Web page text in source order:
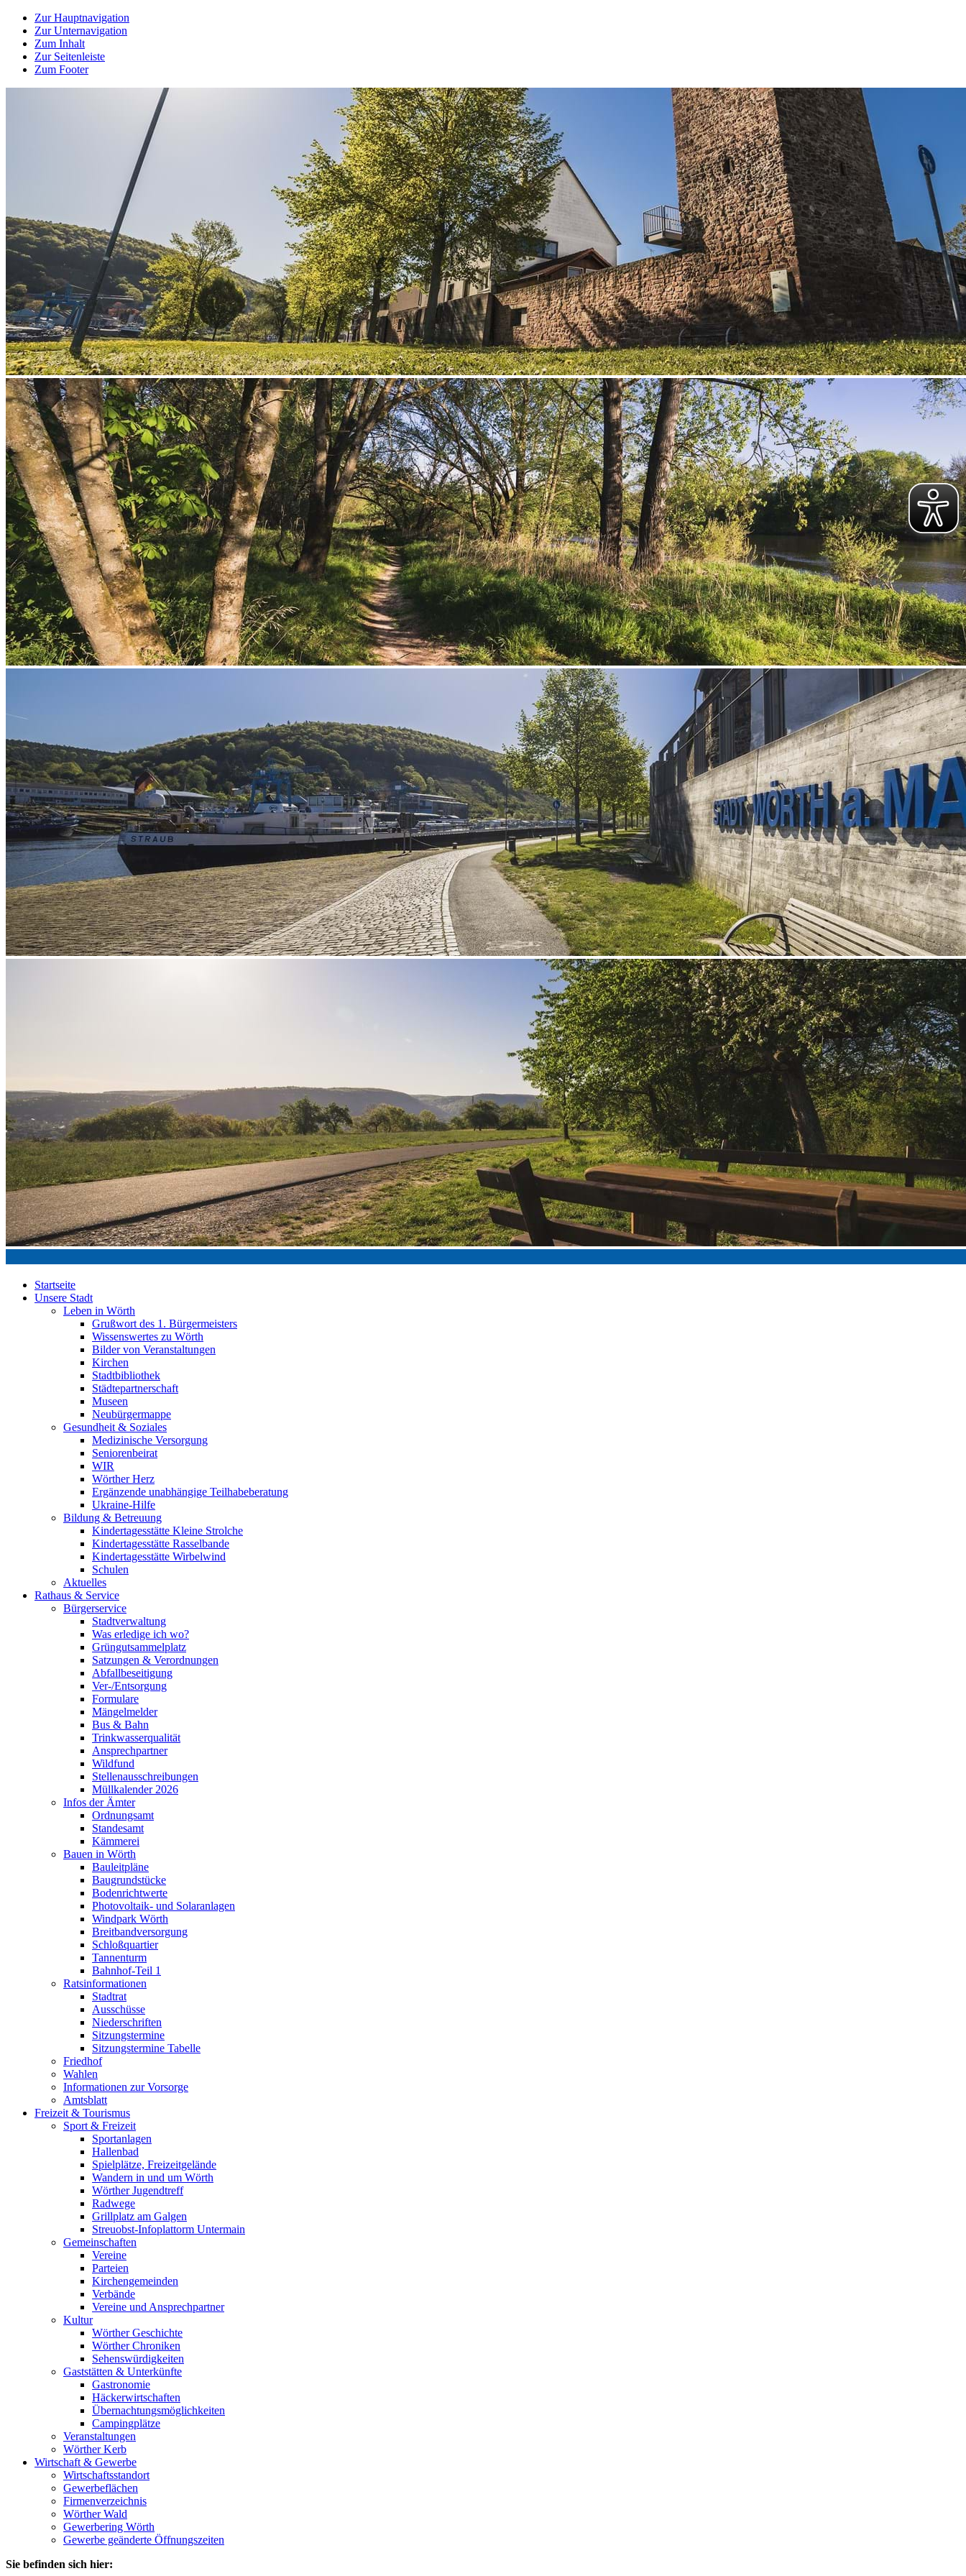
Zur Hauptnavigation
Zur Unternavigation
Zum Inhalt
Zur Seitenleiste
Zum Footer
Startseite
Unsere Stadt
Leben in Wörth
Grußwort des 1. Bürgermeisters
Wissenswertes zu Wörth
Bilder von Veranstaltungen
Kirchen
Stadtbibliothek
Städtepartnerschaft
Museen
Neubürgermappe
Gesundheit & Soziales
Medizinische Versorgung
Seniorenbeirat
WIR
Wörther Herz
Ergänzende unabhängige Teilhabeberatung
Ukraine-Hilfe
Bildung & Betreuung
Kindertagesstätte Kleine Strolche
Kindertagesstätte Rasselbande
Kindertagesstätte Wirbelwind
Schulen
Aktuelles
Rathaus & Service
Bürgerservice
Stadtverwaltung
Was erledige ich wo?
Grüngutsammelplatz
Satzungen & Verordnungen
Abfallbeseitigung
Ver-/Entsorgung
Formulare
Mängelmelder
Bus & Bahn
Trinkwasserqualität
Ansprechpartner
Wildfund
Stellenausschreibungen
Müllkalender 2026
Infos der Ämter
Ordnungsamt
Standesamt
Kämmerei
Bauen in Wörth
Bauleitpläne
Baugrundstücke
Bodenrichtwerte
Photovoltaik- und Solaranlagen
Windpark Wörth
Breitbandversorgung
Schloßquartier
Tannenturm
Bahnhof-Teil 1
Ratsinformationen
Stadtrat
Ausschüsse
Niederschriften
Sitzungstermine
Sitzungstermine Tabelle
Friedhof
Wahlen
Informationen zur Vorsorge
Amtsblatt
Freizeit & Tourismus
Sport & Freizeit
Sportanlagen
Hallenbad
Spielplätze, Freizeitgelände
Wandern in und um Wörth
Wörther Jugendtreff
Radwege
Grillplatz am Galgen
Streuobst-Infoplattorm Untermain
Gemeinschaften
Vereine
Parteien
Kirchengemeinden
Verbände
Vereine und Ansprechpartner
Kultur
Wörther Geschichte
Wörther Chroniken
Sehenswürdigkeiten
Gaststätten & Unterkünfte
Gastronomie
Häckerwirtschaften
Übernachtungsmöglichkeiten
Campingplätze
Veranstaltungen
Wörther Kerb
Wirtschaft & Gewerbe
Wirtschaftsstandort
Gewerbeflächen
Firmenverzeichnis
Wörther Wald
Gewerbering Wörth
Gewerbe geänderte Öffnungszeiten
Sie befinden sich hier: